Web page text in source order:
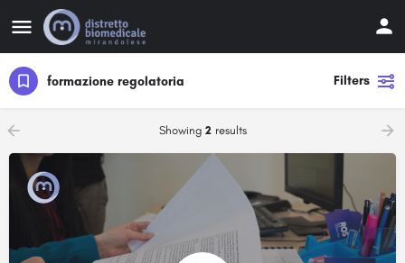
formazione regolatoria Filters
Showing 2results